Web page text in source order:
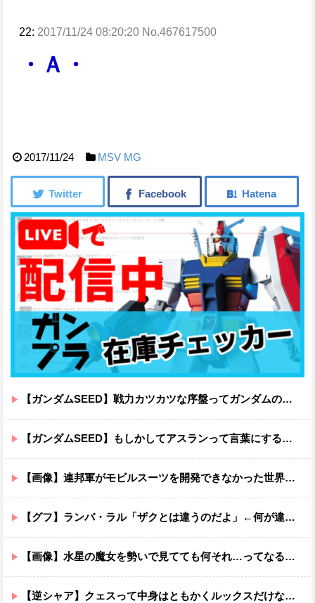
22: 2017/11/24 08:20:20 No.467617500
・Ａ・
2017/11/24 MSV MG
【ガンダムSEED】戦力カツカツな序盤ってガンダムの中だと割と珍しい気がする
【ガンダムSEED】もしかしてアスランって言葉にするのが下手なだけでめっちゃいい人なのでは？
【画像】連邦軍がモビルスーツを開発できなかった世界線のガンダムｗｗｗｗｗｗｗ
【グフ】ランバ・ラル「ザクとは違うのだよ」←何が違うの？
【画像】水星の魔女を勢いで見てても何それ…ってなる部分ｗｗｗｗｗｗｗｗ
【逆シャア】クェスって中身はともかくルックスだけなら最高だな